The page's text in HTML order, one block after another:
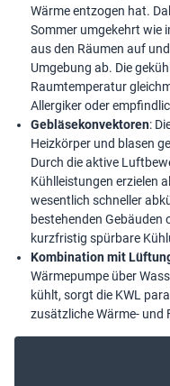
Wärme entzogen hat.
Sommer umgekehrt wie
aus den Räumen auf
Umgebung ab. Die
Raumtemperatur
Allergiker oder
Gebläsekonvektoren:
Heizkörper und blasen
Durch die aktive
Kühlleistungen erzielen
wesentlich schneller
bestehenden Gebäuden
kurzfristig spürbare
Kombination mit
Wärmepumpe über
kühlt, sorgt die KWL
zusätzliche Wärme- und